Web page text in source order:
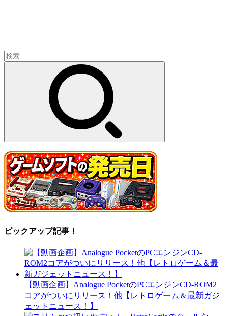
検
索:
ピックアップ記事！
【動画企画】Analogue PocketのPCエンジンCD-ROM2
コアがついにリリース！他【レトロゲーム＆最新ガジ
ェットニュース！】